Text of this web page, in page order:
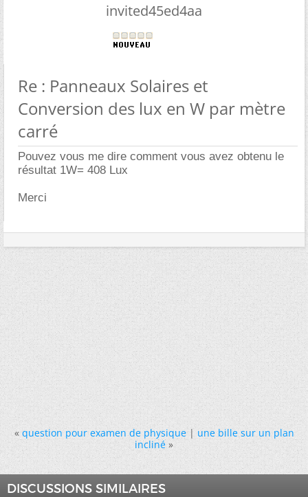
invited45ed4aa
Re : Panneaux Solaires et
Conversion des lux en W par mètre
carré
Pouvez vous me dire comment vous avez obtenu le
résultat 1W= 408 Lux
Merci
« question pour examen de physique|une bille sur un plan
incliné »
DISCUSSIONS SIMILAIRES